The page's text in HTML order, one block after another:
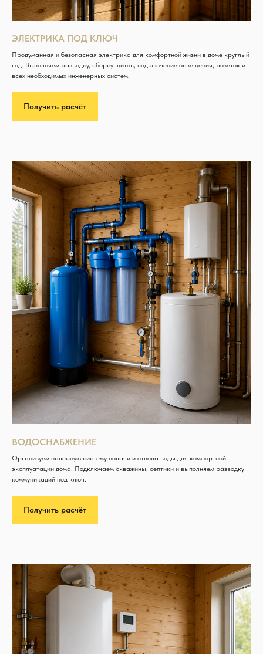
ЭЛЕКТРИКА ПОД КЛЮЧ
Продуманная и безопасная электрика для комфортной жизни в доме круглый
год. Выполняем разводку, сборку щитов, подключение освещения, розеток и
всех необходимых инженерных систем.
Получить расчёт
ВОДОСНАБЖЕНИЕ
Организуем надежную систему подачи и отвода воды для комфортной
эксплуатации дома. Подключаем скважины, септики и выполняем разводку
коммуникаций под ключ.
Получить расчёт